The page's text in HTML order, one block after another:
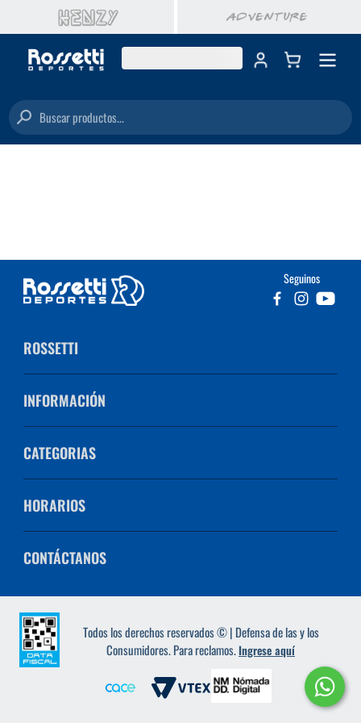
Buscar productos...
Seguinos
ROSSETTI
INFORMACIÓN
CATEGORIAS
HORARIOS
CONTÁCTANOS
Todos los derechos reservados © | Defensa de las y los
Consumidores. Para reclamos.Ingrese aquí